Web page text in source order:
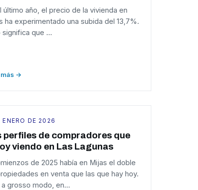
último año, el precio de la vivienda en
ha experimentado una subida del 13,7%.
significa que …
más →
ENERO DE 2026
perfiles de compradores que
viendo en Las Lagunas
de 2025 había en Mijas el doble
en venta que las que hay hoy.
a grosso modo, en…